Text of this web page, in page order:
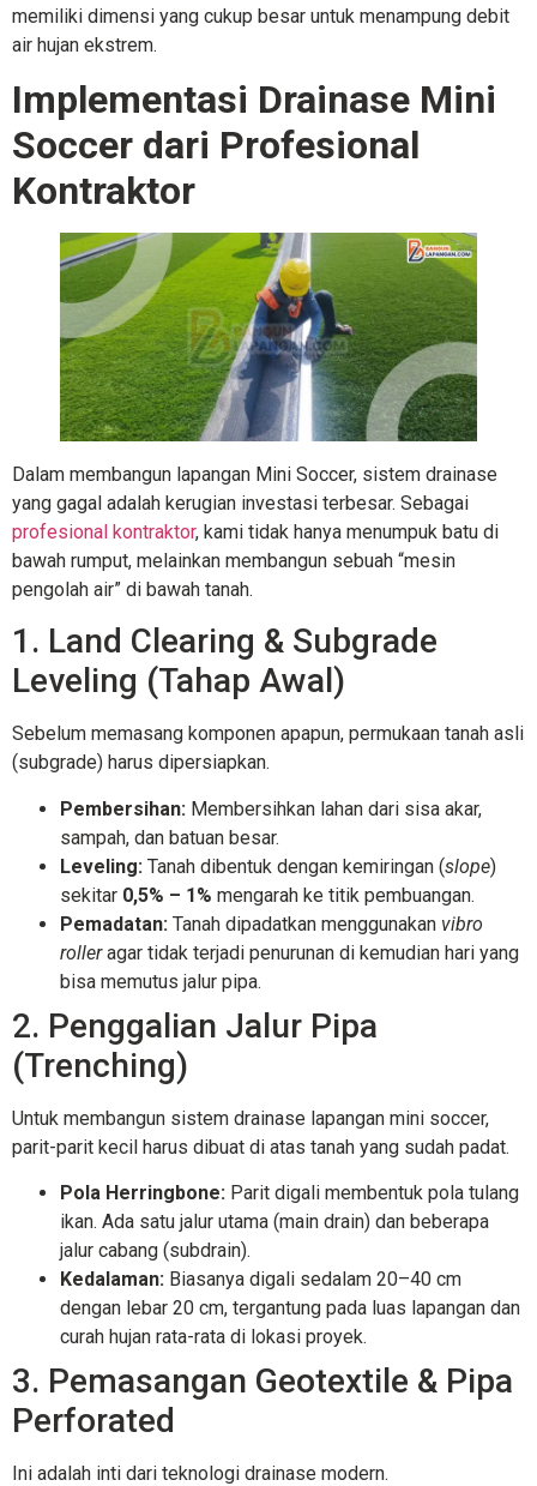
memiliki dimensi yang cukup besar untuk menampung debit
air hujan ekstrem.
Implementasi Drainase Mini
Soccer dari Profesional
Kontraktor
Dalam membangun lapangan Mini Soccer, sistem drainase
yang gagal adalah kerugian investasi terbesar. Sebagai
profesional kontraktor, kami tidak hanya menumpuk batu di
bawah rumput, melainkan membangun sebuah “mesin
pengolah air” di bawah tanah.
1. Land Clearing & Subgrade
Leveling (Tahap Awal)
Sebelum memasang komponen apapun, permukaan tanah asli
(subgrade) harus dipersiapkan.
Pembersihan: Membersihkan lahan dari sisa akar,
sampah, dan batuan besar.
Leveling: Tanah dibentuk dengan kemiringan (slope)
sekitar 0,5% – 1% mengarah ke titik pembuangan.
Pemadatan: Tanah dipadatkan menggunakan vibro
rolleragar tidak terjadi penurunan di kemudian hari yang
bisa memutus jalur pipa.
2. Penggalian Jalur Pipa
(Trenching)
Untuk membangun sistem drainase lapangan mini soccer,
parit-parit kecil harus dibuat di atas tanah yang sudah padat.
Pola Herringbone: Parit digali membentuk pola tulang
ikan. Ada satu jalur utama (main drain) dan beberapa
jalur cabang (subdrain).
Kedalaman: Biasanya digali sedalam 20–40 cm
dengan lebar 20 cm, tergantung pada luas lapangan dan
curah hujan rata-rata di lokasi proyek.
3. Pemasangan Geotextile & Pipa
Perforated
Ini adalah inti dari teknologi drainase modern.